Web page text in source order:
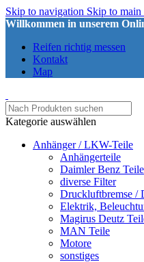
Skip to navigation Skip to main
Willkommen in unserem
Reifen richtig messen
Kontakt
Map
Kategorie auswählen
Anhänger / LKW-Teile
Anhängerteile
Daimler Benz Teile
diverse Filter
Druckluftbremse /
Elektrik,
Magirus Deutz
MAN Teile
Motore
sonstiges